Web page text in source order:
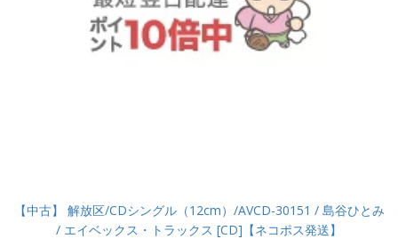
【中古】 解放区/CDシングル（12cm）/AVCD-30151 / 島谷ひとみ
/ エイベックス・トラックス [CD]【ネコポス発送】